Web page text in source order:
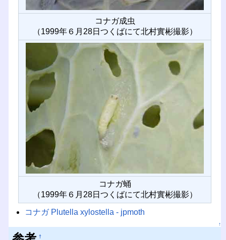
コナガ成虫
（1999年６月28日つくばにて北村實彬撮影）
コナガ蛹
（1999年６月28日つくばにて北村實彬撮影）
コナガ Plutella xylostella - jpmoth
↑
†